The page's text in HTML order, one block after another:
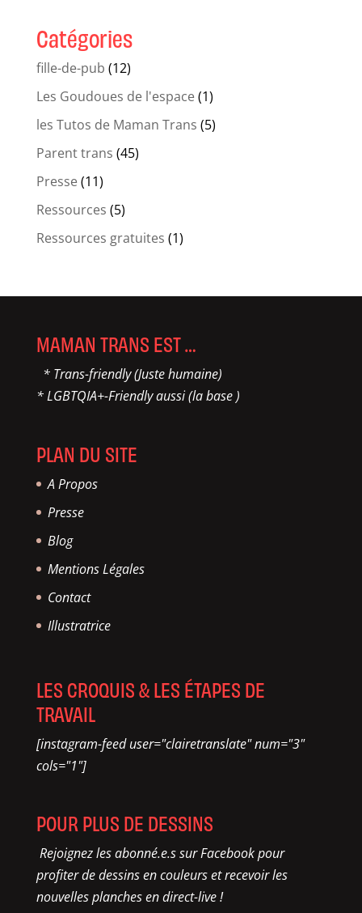
Catégories
fille-de-pub (12)
Les Goudoues de l'espace(1)
les Tutos de Maman Trans (5)
Parent trans (45)
Presse(11)
Ressources (5)
Ressources gratuites (1)
MAMAN TRANS EST …
* Trans-friendly (Juste humaine)
* LGBTQIA+-Friendly aussi (la base )
PLAN DU SITE
A Propos
Presse
Blog
Mentions Légales
Contact
Illustratrice
LES CROQUIS & LES ÉTAPES DE
TRAVAIL
[instagram-feed user="clairetranslate" num="3"
cols="1"]
POUR PLUS DE DESSINS
Rejoignez les abonné.e.s sur Facebook pour
profiter de dessins en couleurs et recevoir les
nouvelles planches en direct-live !